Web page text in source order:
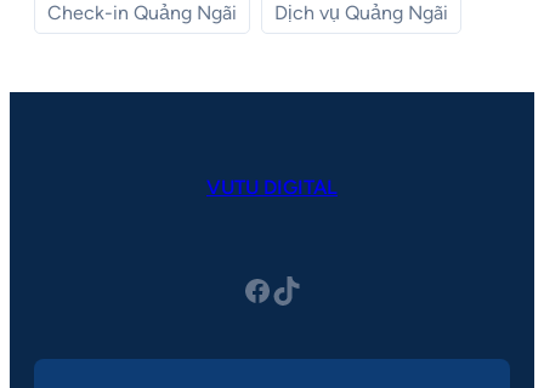
Check-in Quảng Ngãi Dịch vụ Quảng Ngãi
VUTU DIGITAL
Facebook TikTok